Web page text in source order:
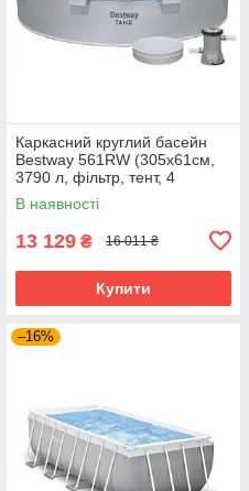
Каркасний круглий басейн
Bestway 561RW (305х61см,
3790 л, фільтр, тент, 4
підсклянники) Сірий
В наявності
13 129 ₴ 16 011 ₴
Купити
–16%